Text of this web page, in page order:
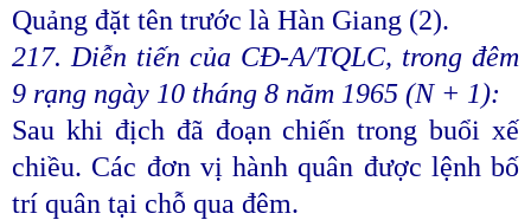
Quảng đặt tên trước là Hàn Giang (2).
217. Diễn tiến của CĐ-A/TQLC, trong đêm
9 rạng ngày 10 tháng 8 năm 1965 (N + 1):
Sau khi địch đã đoạn chiến trong buổi xế
chiều. Các đơn vị hành quân được lệnh bố
trí quân tại chỗ qua đêm.